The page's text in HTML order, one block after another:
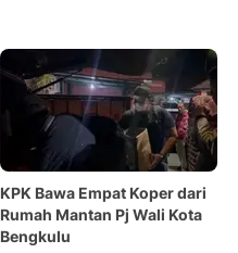
KPK Bawa Empat Koper dari
Rumah Mantan Pj Wali Kota
Bengkulu